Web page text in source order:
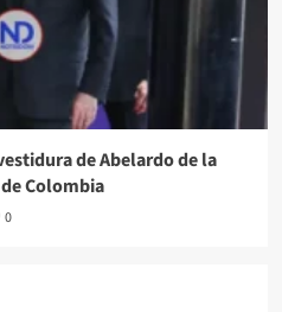
de Abelardo de la
Colombia
0